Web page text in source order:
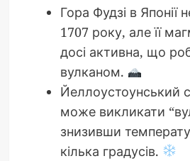
Гора Фудзі в Японії
1707 року, але її
досі активна, що
вулканом.
Йеллоустоунський
може викликати
знизивши
кілька градусів.